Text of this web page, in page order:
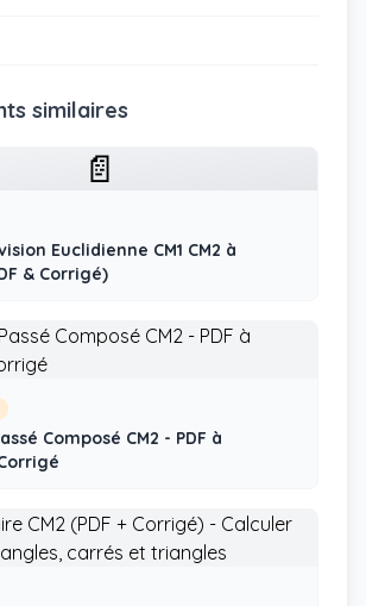
similaires
📄
Euclidienne CM1 CM2 à
& Corrigé)
Composé CM2 - PDF à